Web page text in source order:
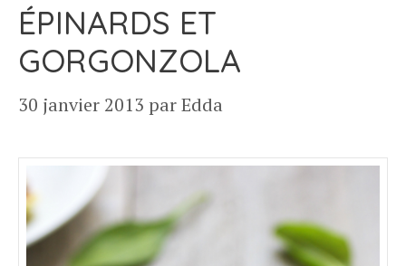
ÉPINARDS ET
GORGONZOLA
30 janvier 2013 parEdda